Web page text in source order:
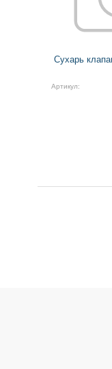
Сухарь
Артикул: